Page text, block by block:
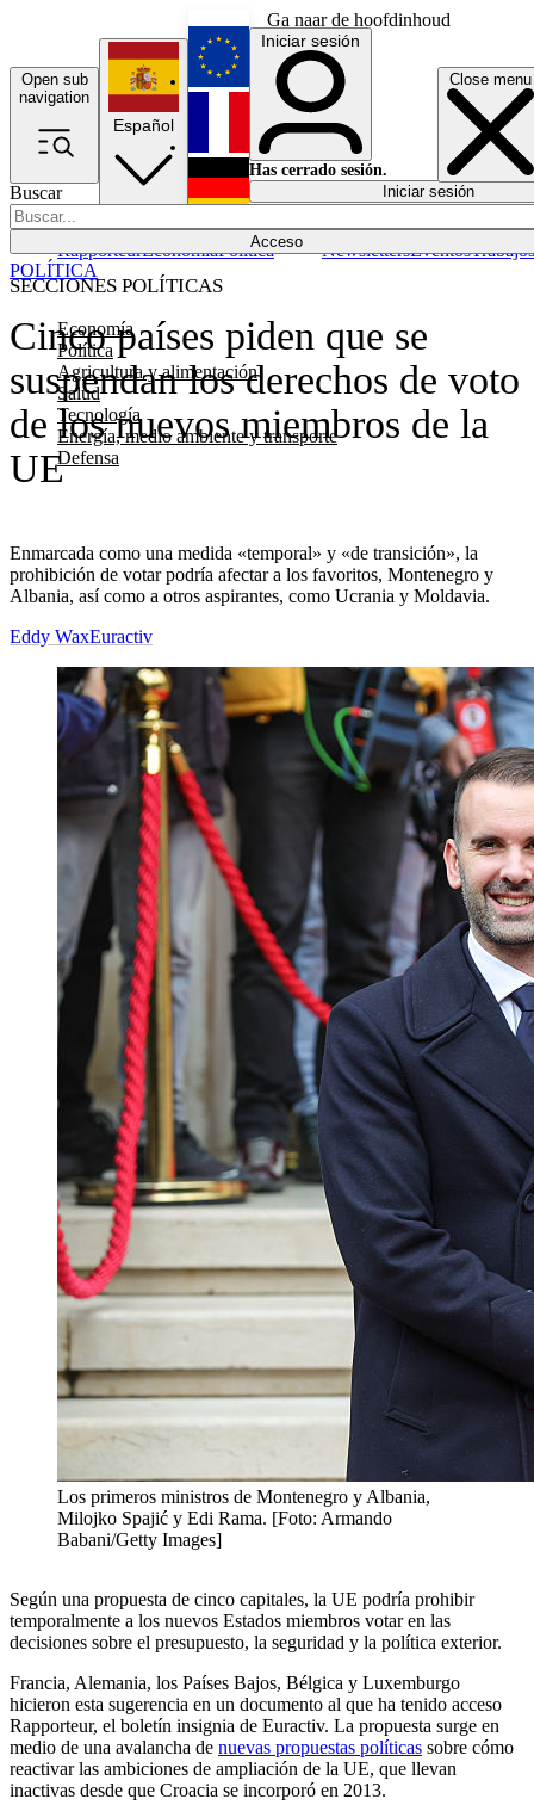
Ga naar de hoofdinhoud
Open sub
navigation
Close menu
Buscar
Acceso
SECCIONES POLÍTICAS
Economía
Política
Agricultura y alimentación
Salud
Tecnología
Energía, medio ambiente y transporte
Defensa
RapporteurEconomíaPolítica NewslettersEventosTrabajos
Español
English
Français
Iniciar sesión
Has cerrado sesión.
Iniciar sesión
Cinco países piden que se
suspendan los derechos de voto
de los nuevos miembros de la
UE
Enmarcada como una medida «temporal» y «de transición», la
prohibición de votar podría afectar a los favoritos, Montenegro y
Albania, así como a otros aspirantes, como Ucrania y Moldavia.
POLÍTICA
Eddy WaxEuractiv
Los primeros ministros de Montenegro y Albania,
Milojko Spajić y Edi Rama. [Foto: Armando
Babani/Getty Images]
Según una propuesta de cinco capitales, la UE podría prohibir
temporalmente a los nuevos Estados miembros votar en las
decisiones sobre el presupuesto, la seguridad y la política exterior.
Francia, Alemania, los Países Bajos, Bélgica y Luxemburgo
hicieron esta sugerencia en un documento al que ha tenido acceso
Rapporteur, el boletín insignia de Euractiv. La propuesta surge en
medio de una avalancha de nuevas propuestas políticas sobre cómo
reactivar las ambiciones de ampliación de la UE, que llevan
inactivas desde que Croacia se incorporó en 2013.